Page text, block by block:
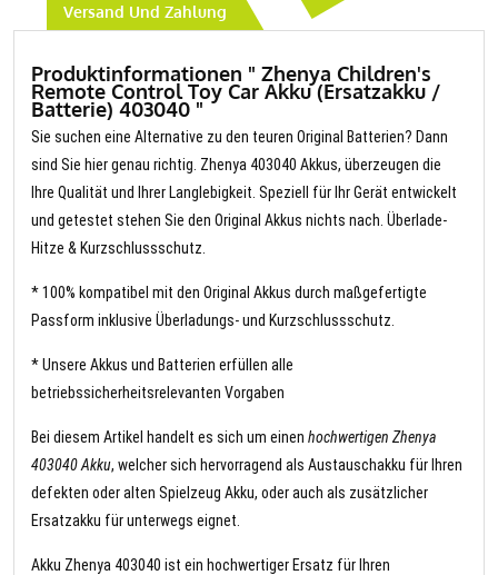
Versand Und Zahlung
Produktinformationen " Zhenya Children's
Remote Control Toy Car Akku (Ersatzakku /
Batterie) 403040 "
Sie suchen eine Alternative zu den teuren Original Batterien? Dann
sind Sie hier genau richtig. Zhenya 403040 Akkus, überzeugen die
Ihre Qualität und Ihrer Langlebigkeit. Speziell für Ihr Gerät entwickelt
und getestet stehen Sie den Original Akkus nichts nach. Überlade-
Hitze & Kurzschlussschutz.
* 100% kompatibel mit den Original Akkus durch maßgefertigte
Passform inklusive Überladungs- und Kurzschlussschutz.
* Unsere Akkus und Batterien erfüllen alle
betriebssicherheitsrelevanten Vorgaben
Bei diesem Artikel handelt es sich um einen hochwertigen Zhenya
403040 Akku, welcher sich hervorragend als Austauschakku für Ihren
defekten oder alten Spielzeug Akku, oder auch als zusätzlicher
Ersatzakku für unterwegs eignet.
Akku Zhenya 403040 ist ein hochwertiger Ersatz für Ihren